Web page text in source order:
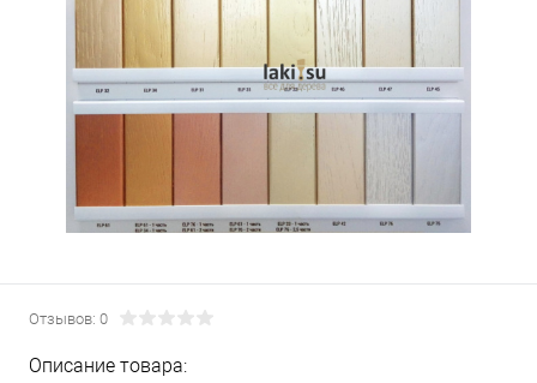
Отзывов: 0
Описание товара: